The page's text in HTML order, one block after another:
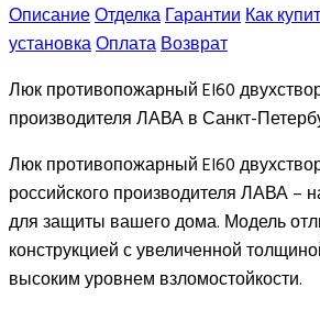
ОписаниеОтделкаГарантииКак
установкаОплатаВозврат
Люк противопожарный EI60
производителя ЛАВА в Санкт-
Люк противопожарный EI60
российского производителя ЛАВА –
для защиты вашего дома. Модель
конструкцией с увеличенной
высоким уровнем взломостойкости.